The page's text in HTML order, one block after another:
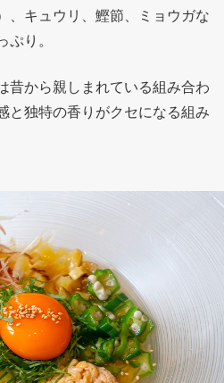
、キュウリ、鰹節、ミョウガな
り。
昔から親しまれている組み合わ
と独特の香りがクセになる組み